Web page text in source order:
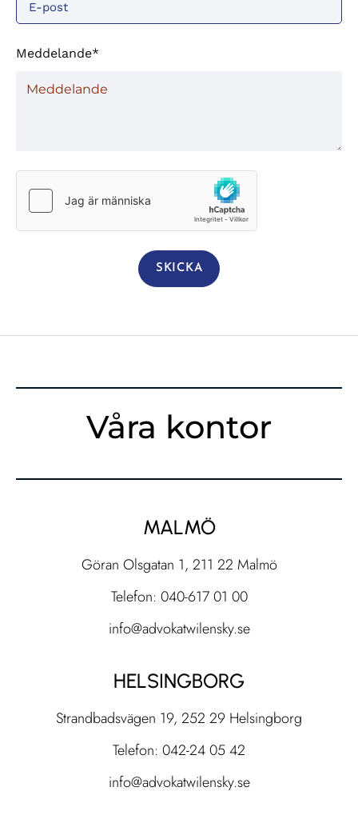
Meddelande*
Våra kontor
MALMÖ
Göran Olsgatan 1, 211 22 Malmö
Telefon: 040-617 01 00
info@advokatwilensky.se
HELSINGBORG
Strandbadsvägen 19, 252 29 Helsingborg
Telefon: 042-24 05 42
info@advokatwilensky.se